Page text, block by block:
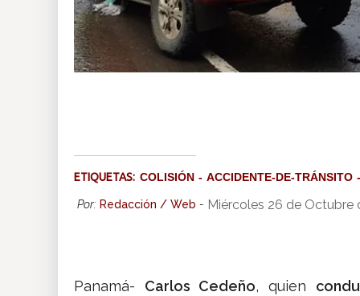
ETIQUETAS: COLISIÓN ACCIDENTE-DE-TRÁNSITO
Por: Redacción / Web - Miércoles 26 de Octubre
Panamá- Carlos Cedeño, quien